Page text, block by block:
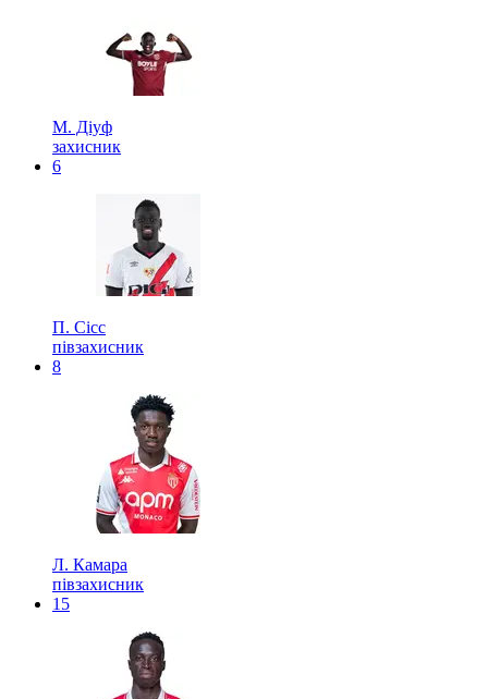
М. Діуф
захисник
6
П. Сісс
півзахисник
8
Л. Камара
півзахисник
15